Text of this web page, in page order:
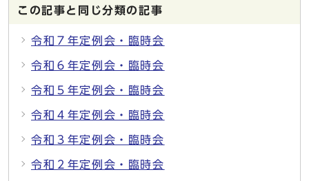
この記事と同じ分類の記事
令和７年定例会・臨時会
令和６年定例会・臨時会
令和５年定例会・臨時会
令和４年定例会・臨時会
令和３年定例会・臨時会
令和２年定例会・臨時会